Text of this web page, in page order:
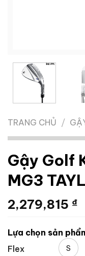
TRANG CHỦ /
Gậy Golf
MG3
2,279,815 ₫
Lựa chọn sản
Flex
S